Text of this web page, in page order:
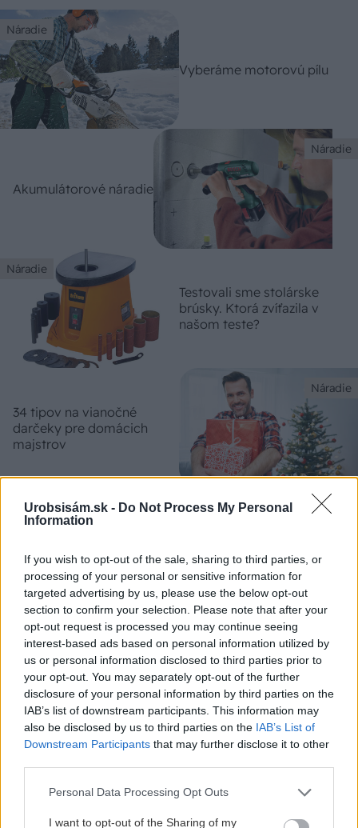
Urobsisám.sk - Do Not Process My Personal
Information
If you wish to opt-out of the sale, sharing to third parties, or
processing of your personal or sensitive information for
targeted advertising by us, please use the below opt-out
section to confirm your selection. Please note that after your
opt-out request is processed you may continue seeing
interest-based ads based on personal information utilized by
us or personal information disclosed to third parties prior to
your opt-out. You may separately opt-out of the further
disclosure of your personal information by third parties on the
IAB’s list of downstream participants. This information may
also be disclosed by us to third parties on the IAB’s List of
Downstream Participants that may further disclose it to other
Please note that this website/app uses one or more Google
not limited to your visit or usage behaviour. You may click to
Personal Data Processing Opt Outs
I want to opt-out of the Sharing of my
Náradie
Vyberáme motorovú pílu
Náradie
Akumulátorové náradie
Náradie
Testovali sme stolárske
brúsky. Ktorá zvíťazila v
našom teste?
Náradie
34 tipov na vianočné
darčeky pre domácich
majstrov
Náradie
ktoré v domácnosti oceníte
7 užitočných zlepšovákov
do vašej dielne
ASB.sk
Rekonštrukcia Bierovských
mostov finišuje. Cestu pri
Trenčíne sprístupnia